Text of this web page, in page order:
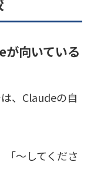
向いている
、Claudeの自
「〜してくださ